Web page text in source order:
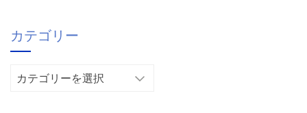
カテゴリー